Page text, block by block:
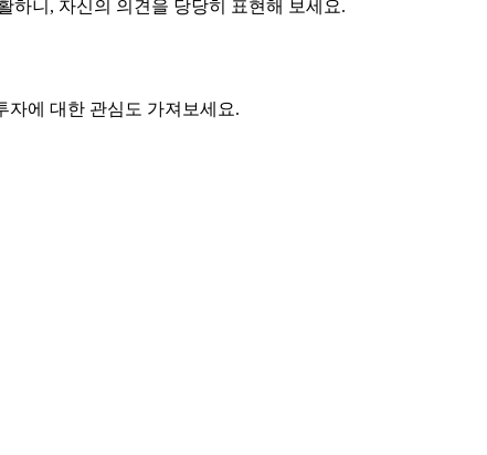
하니, 자신의 의견을 당당히 표현해 보세요.
자에 대한 관심도 가져보세요.